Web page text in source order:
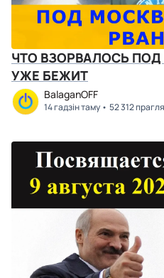
ЧТО ВЗОРВАЛОСЬ
УЖЕ БЕЖИТ
BalaganOFF
14 гадзін таму 52 312